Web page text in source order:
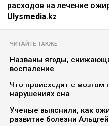
расходов на лечение
Ulysmedia.kz
ЧИТАЙТЕ ТАКЖЕ
Названы ягоды,
воспаление
Что происходит с мозгом
нарушениях сна
Ученые выяснили, как
развитие болезни